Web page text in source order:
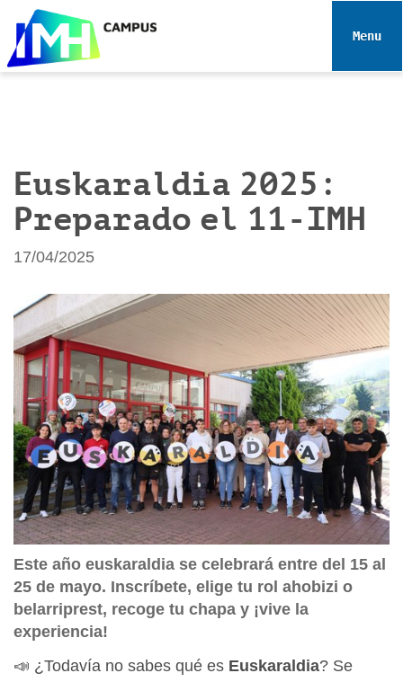
e
Toggle
Euskaraldia 2025:
Preparado el 11-IMH
17/04/2025
Este año euskaraldia se celebrará entre del 15 al
25 de mayo. Inscríbete, elige tu rol ahobizi o
belarriprest, recoge tu chapa y ¡vive la
experiencia!
📣 ¿Todavía no sabes qué es Euskaraldia? Se